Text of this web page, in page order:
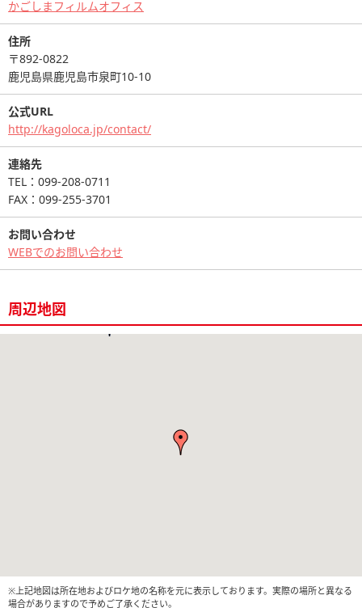
かごしまフィルムオフィス
住所
〒892-0822
鹿児島県鹿児島市泉町10-10
公式URL
http://kagoloca.jp/contact/
連絡先
TEL：099-208-0711
FAX：099-255-3701
お問い合わせ
WEBでのお問い合わせ
周辺地図
※上記地図は所在地およびロケ地の名称を元に表示しております。実際の場所と異なる
場合がありますので予めご了承ください。